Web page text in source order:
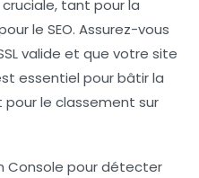
tant pour la
le SEO. Assurez-vous
valide et que votre site
essentiel pour bâtir la
le classement sur
Console pour détecter